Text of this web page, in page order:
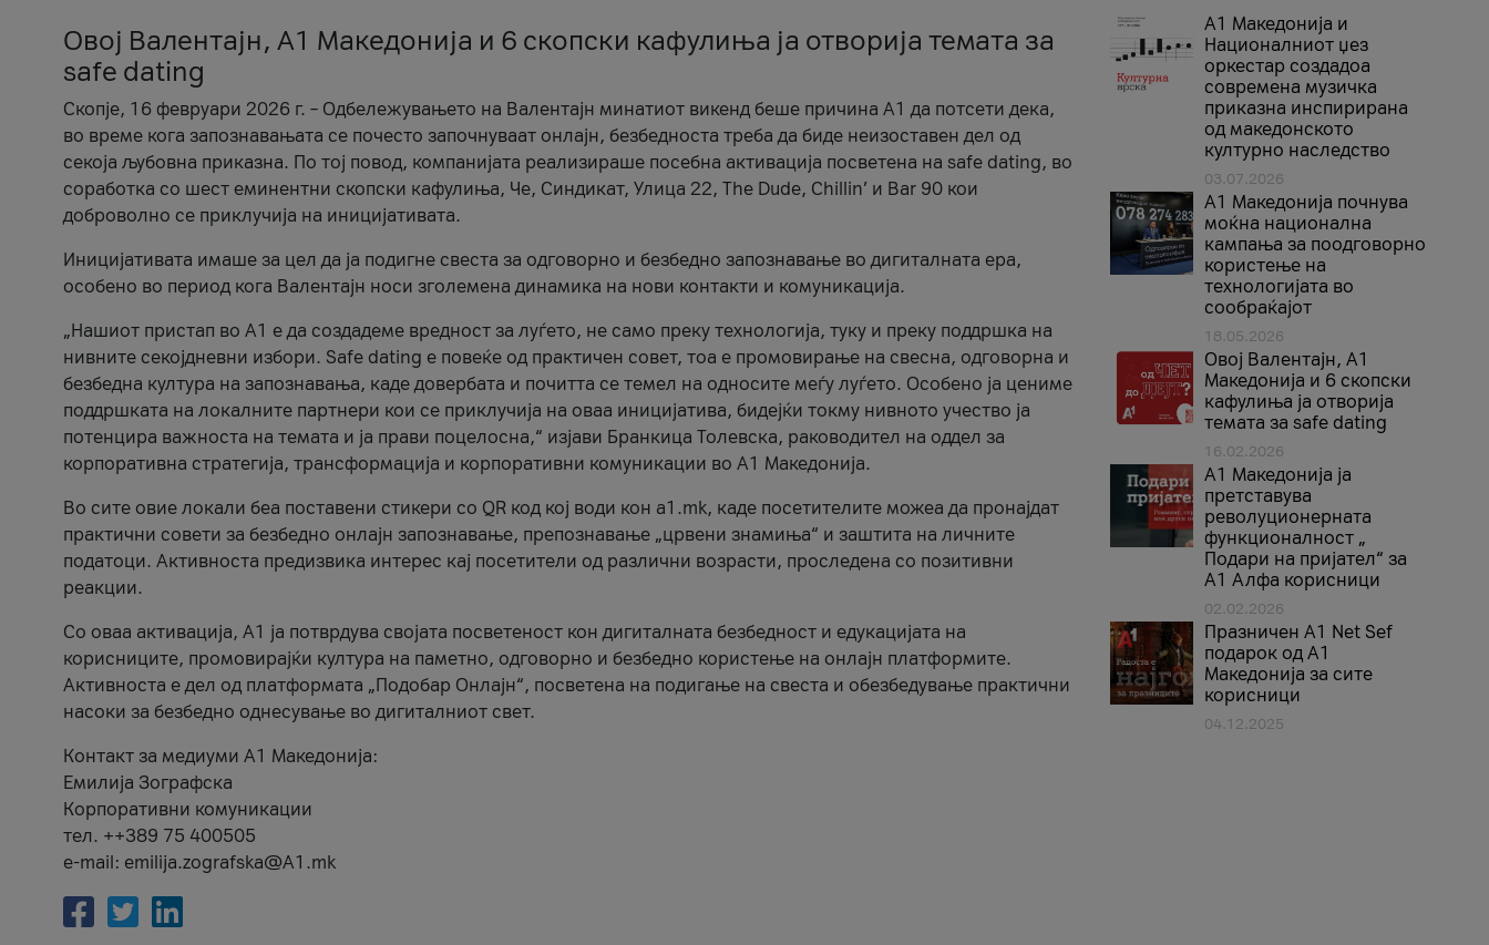
Овој Валентајн, A1 Македонија и 6 скопски кафулиња ја отворија темата за
safe dating
Скопје, 16 февруари 2026 г. – Одбележувањето на Валентајн минатиот викенд беше причина А1 да потсети дека,
во време кога запознавањата се почесто започнуваат онлајн, безбедноста треба да биде неизоставен дел од
секоја љубовна приказна. По тој повод, компанијата реализираше посебна активација посветена на safe dating, во
соработка со шест еминентни скопски кафулиња, Че, Синдикат, Улица 22, The Dude, Chillin’ и Bar 90 кои
доброволно се приклучија на иницијативата.
Иницијативата имаше за цел да ја подигне свеста за одговорно и безбедно запознавање во дигиталната ера,
особено во период кога Валентајн носи зголемена динамика на нови контакти и комуникација.
„Нашиот пристап во А1 е да создадеме вредност за луѓето, не само преку технологија, туку и преку поддршка на
нивните секојдневни избори. Safe dating е повеќе од практичен совет, тоа е промовирање на свесна, одговорна и
безбедна култура на запознавања, каде довербата и почитта се темел на односите меѓу луѓето. Особено ја цениме
поддршката на локалните партнери кои се приклучија на оваа иницијатива, бидејќи токму нивното учество ја
потенцира важноста на темата и ја прави поцелосна,“ изјави Бранкица Толевска, раководител на оддел за
корпоративна стратегија, трансформација и корпоративни комуникации во А1 Македонија.
Во сите овие локали беа поставени стикери со QR код кој води кон a1.mk, каде посетителите можеа да пронајдат
практични совети за безбедно онлајн запознавање, препознавање „црвени знамиња“ и заштита на личните
податоци. Активноста предизвика интерес кај посетители од различни возрасти, проследена со позитивни
реакции.
Со оваа активација, А1 ја потврдува својата посветеност кон дигиталната безбедност и едукацијата на
корисниците, промовирајќи култура на паметно, одговорно и безбедно користење на онлајн платформите.
Активноста е дел од платформата „Подобар Онлајн“, посветена на подигање на свеста и обезбедување практични
насоки за безбедно однесување во дигиталниот свет.
Контакт за медиуми А1 Македонија:
Емилија Зографска
Корпоративни комуникации
тел. ++389 75 400505
e-mail: emilija.zografska@A1.mk
А1 Македонија и
Националниот џез
оркестар создадоа
современа музичка
приказна инспирирана
од македонското
културно наследство
03.07.2026
A1 Македонија почнува
моќна национална
кампања за поодговорно
користење на
технологијата во
сообраќајот
18.05.2026
Овој Валентајн, A1
Македонија и 6 скопски
кафулиња ја отворија
темата за safe dating
16.02.2026
А1 Македонија ја
претставува
револуционерната
функционалност „
Подари на пријател“ за
А1 Алфа корисници
02.02.2026
Празничен A1 Net Sеf
подарок од А1
Македонија за сите
корисници
04.12.2025